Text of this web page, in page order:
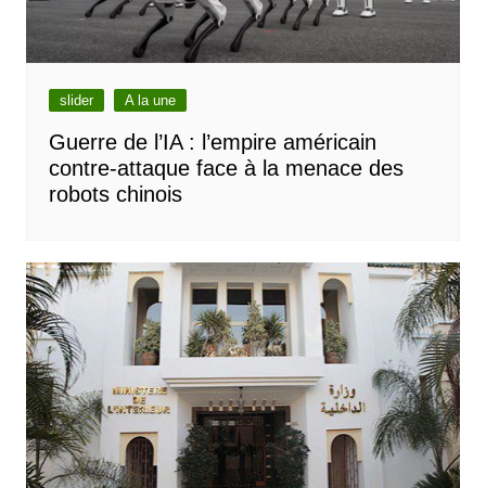
slider A la une
Guerre de l’IA : l’empire américain
contre-attaque face à la menace des
robots chinois